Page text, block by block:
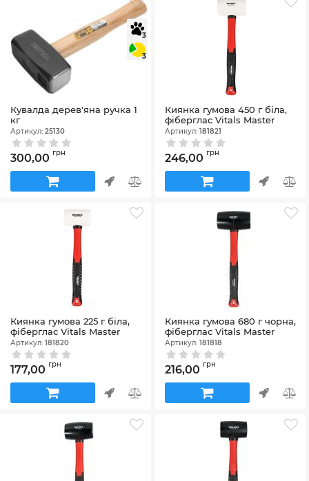
3
3
Кувалда дерев'яна ручка 1
кг
Артикул: 25130
300,00 грн
Киянка гумова 450 г біла,
фіберглас Vitals Master
Артикул: 181821
246,00 грн
Киянка гумова 225 г біла,
фіберглас Vitals Master
Артикул: 181820
177,00 грн
Киянка гумова 680 г чорна,
фіберглас Vitals Master
Артикул: 181818
216,00 грн